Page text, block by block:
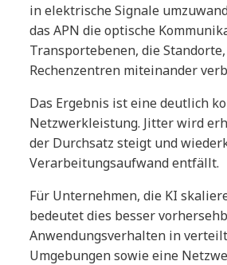
in elektrische Signale
das APN die optische
Transportebenen, die
Rechenzentren miteinander
Das Ergebnis ist eine deutlich
Netzwerkleistung. Jitter wird
der Durchsatz steigt und
Verarbeitungsaufwand entfällt.
Für Unternehmen, die KI
bedeutet dies besser
Anwendungsverhalten in
Umgebungen sowie eine